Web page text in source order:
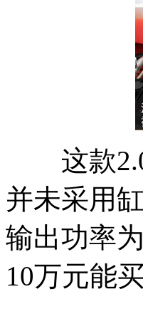
这款
并未采用
输出功率
10万元能